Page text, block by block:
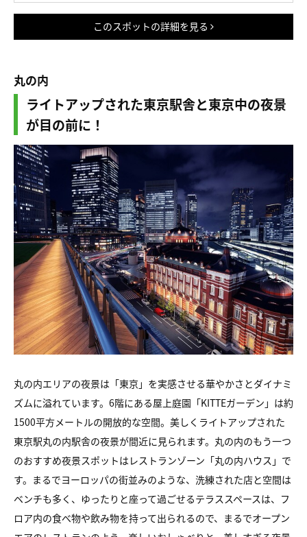
このスポットの詳細を見る
丸の内
ライトアップされた東京駅舎と東京中の夜景
が目の前に！
丸の内エリアの夜景は「東京」を実感させる華やかさとダイナミ
ズムに溢れています。6階にある屋上庭園「KITTEガーデン」は約
1500平方メートルの開放的な空間。美しくライトアップされた
東京駅丸の内駅舎の夜景が間近に見られます。丸の内のもう一つ
のおすすめ夜景スポットはレストランゾーン「丸の内ハウス」で
す。まるでヨーロッパの街並みのような、洗練された店と空間は
ベンチも多く、ゆったりと座って過ごせるテラススペースは、フ
ロア内の食べ物や飲み物を持って出られるので、まるでオープン